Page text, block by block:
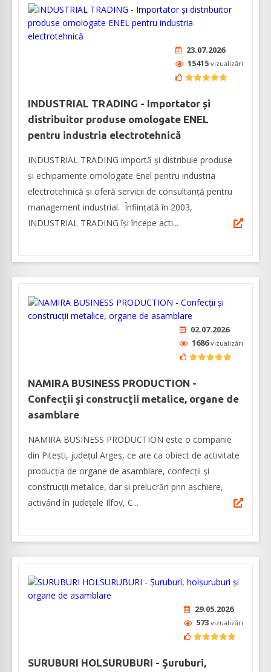
23.07.2026
15415 vizualizări
INDUSTRIAL TRADING - Importator și
distribuitor produse omologate ENEL
pentru industria electrotehnică
INDUSTRIAL TRADING importă și distribuie produse
și echipamente omologate Enel pentru industria
electrotehnică și oferă servicii de consultanță pentru
management industrial. Înfiinţată în 2003,
INDUSTRIAL TRADING îşi începe acti...
02.07.2026
1686vizualizări
NAMIRA BUSINESS PRODUCTION -
Confecţii şi construcţii metalice, organe de
asamblare
NAMIRA BUSINESS PRODUCTION este o companie
din Piteşti, judeţul Argeş, ce are ca obiect de activitate
producţia de organe de asamblare, confecţii şi
construcţii metalice, dar și prelucrări prin aşchiere,
activând în judeţele Ilfov, C...
29.05.2026
573 vizualizări
SURUBURI HOLSURUBURI - Şuruburi,